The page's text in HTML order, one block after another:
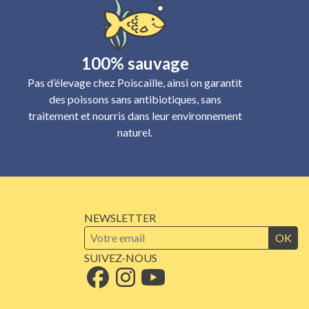
100% sauvage
Pas d’élevage chez Poiscaille, ainsi on garantit
des poissons sans antibiotiques, sans
traitement et nourris dans leur environnement
naturel.
NEWSLETTER
OK
SUIVEZ-NOUS